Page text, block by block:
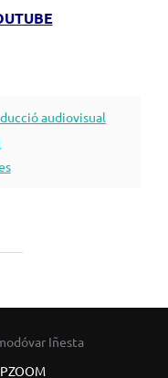
audiovisual
Iñesta